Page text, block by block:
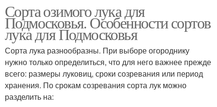
Сорта озимого лука для
Подмосковья. Особенности сортов
лука для Подмосковья
Сорта лука разнообразны. При выборе огороднику
нужно только определиться, что для него важнее прежде
всего: размеры луковиц, сроки созревания или период
хранения. По срокам созревания сорта лук можно
разделить на: